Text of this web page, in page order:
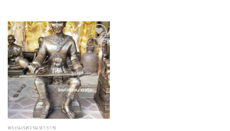
Add to
Wishlist
พระนเรศวรมหาราช